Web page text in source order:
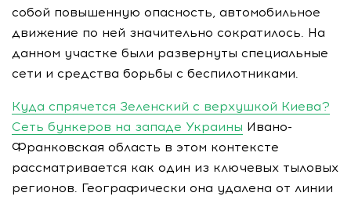
собой повышенную опасность, автомобильное
движение по ней значительно сократилось. На
данном участке были развернуты специальные
сети и средства борьбы с беспилотниками.
Куда спрячется Зеленский с верхушкой Киева?
Сеть бункеров на западе Украины Ивано-
Франковская область в этом контексте
рассматривается как один из ключевых тыловых
регионов. Географически она удалена от линии